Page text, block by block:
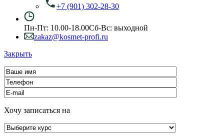
+7 (901) 302-28-30
Пн-Пт: 10.00-18.00Сб-Вс: выходной
zakaz@kosmet-profi.ru
Закрыть
Хочу записаться на